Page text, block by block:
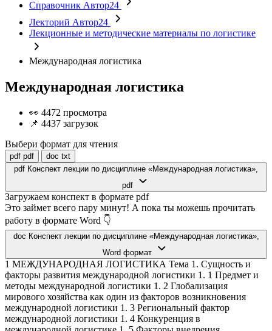
Справочник Автор24
Лекторий Автор24
Лекционные и методические материалы по логистике
Международная логистика
Международная логистика
👀 4472 просмотра
📌 4437 загрузок
Выбери формат для чтения
pdf pdf doc txt
pdf Конспект лекции по дисциплине «Международная логистика»,
pdf
Загружаем конспект в формате pdf
Это займет всего пару минут! А пока ты можешь прочитать
работу в формате Word 👇
doc Конспект лекции по дисциплине «Международная логистика»,
Word формат
1 МЕЖДУНАРОДНАЯ ЛОГИСТИКА Тема 1. Сущность и факторы развития международной логистики 1. 1 Предмет и методы международной логистики 1. 2 Глобализация мирового хозяйства как один из факторов возникновения международной логистики 1. 3 Региональный фактор международной логистики 1. 4 Конкуренция в международной логистике 1. 5 Факторы внедрения международной логистики в деятельность предприятий, работающих на внешнем рынке 1. 6 Проблемы международной логистики 1. 7 Способы реализации международных логистических стратегий 1. 1 Предмет и методы международной логистики В дискуссии о генезисе концепции управления международной логистикой большое внимание уделяется необходимости разделять термины «логистика», «управление цепью поставок» и «международная логистика». В 1962 г. П. Друкер назвал физическое распределение товаров «темным пространством экономики», а В. Литлл в 1977 г. охарактеризовал идентификацию логистических издержек на фирме как «коварное занятие». Но уже в 1980-е гг. Р.Х. Баллоу убедительно доказал, что логистика как стратегия охватывает такие сферы, как обслуживание клиента, транспортировка, управление запасами и локализацию пунктов модели логистической цепи. Однако в 1990-е гг. и в теории, и на практике понятия «логистика» и «управление цепью поставок» все еще рассматривались как взаимозаменяемые. В 1998 г. Крэнфилдский институт логистики и транспорта (Великобритания) опубликовал термины, используемые в логистике, и дал им толкование, подчеркнув, что основное различие между логистикой и управлением цепью поставок не в том, что цепь объединяет различные организации, а в том, что логистика как стратегическое управление всей цепью поставок охватывает разные ассортиментные перечни изделий, процессы заказов, производства, распределения. Цепь поставок включает спрос, производство и распределение товаров и использование отходов, а также сопровождающие эту деятельность транспортировку, складирование и информационные технологии. Управление цепью поставок построено на иерархии отдельных решений, среди них: - миссия; - стратегия корпорации; - стратегия бизнеса, а в ней – стратегические, тактические и операционные функции. Другие авторы определяют управление цепью поставок как интеграцию бизнес-процессов от источника сырья до конечного потребителя одновременно с сервисным обслуживанием и информацией, позволяющими создать дополнительную ценность для клиента. Основное различие между «логистикой» и «международной логистикой», по мнению П.Б. Шери и Т.С. Ларсона, состоит в том, что последняя является совокупностью решений во всех пунктах международной цепи поставок. Эта совокупность создает основу, пункт выхода для осуществления деятельности в центре принятия решений в глобальном масштабе. Таким образом, международная логистика - это стратегическое управление международной цепью поставок, понимаемое как объединение логистической деятельности организаций-звеньев цепи поставок, а именно, операционной, финансовой и маркетинговой функций и контроля за материальным потоком товаров, денежных средств и информации через границы и над границами различных государств. Объектом изучения международной логистики являются международные цепи поставок, звеньями в которых выступают хозяйствующие субъекты из различных стран. Предмет международной логистики составляет управление международными цепями поставок. 2 Управление международными цепями поставок включает проектирование, планирование, выполнение, контроль и мониторинг деятельности в международной цепи поставок с целью создания чистой стоимости, построения конкурентной инфраструктуры, использования рычагов международной логистики, синхронизации поставок и спроса, измерения результатов функционирования международной цепи поставок в целом. Методы решения логистических задач в международной логистике можно разделить на две категории: общие и специфические. Общие методы: • экономико-математические (моделирования, системного анализа, теории исследования операций, игр, очередей и др.); • экспертные (на основе мнений специалистов-экспертов). Специфические методы: • ABC/XYZ-анализ - для классификации ресурсов по степени их важности (ABC-анализ), и в зависимости от характера (частоты) их потребления (XYZ-анализ); • trade-off анализ – для принятия компромиссных решений. Кроме того, в решении задач международной логистики и в процессе управления международной цепью поставок могут использоваться следующие методы: • бенчмаркинг (оценивание и сопоставление); • реинжиниринг бизнес-процессов (англ. Business process reengineering) - фундаментальное переосмысление и радикальное перепроектирование бизнес-процессов для достижения максимального эффекта производственно-хозяйственной и финансово-экономической деятельности. Реинжиниринг необходим для определения оптимального (идеального) вида бизнеспроцесса и наилучшего (по средствам, времени, ресурсам и т.п.) способа перевода существующего бизнес-процесса в оптимальный; • метод анализа «цепочки ценности» - для анализа бизнес-процессов с целью формирования международной цепи поставок; • метод системы сбалансированных показателей (balanced scorecards - BSC) - для принятия глобальных и локальных решений в международной логистике; • методы «плечо доставки» (с достаточной надёжностью) и «центр тяжести» - для принятия решения о размещении распределительного центра. 1. 2 Глобализация мирового хозяйства как один из факторов возникновения международной логистики В развитии макрологистических систем отчетливо просматривается тенденция глобализации, с одной стороны, затрагивающей рынки сбыта готовой продукции, производства, снабжения материальными ресурсами, рабочей силы, капитала, характерные для крупных транснациональных корпораций и финансово-промышленных групп, а с другой - создание и развитие межгосударственных транспортно-логистических, телекоммуникационных, дистрибутивных и других макрологистических систем. В последние десятилетия представители большинства крупных компаний осознали необходимость исследования возможностей, предоставляемых глобальным рынком. Так, многие фирмы, заинтересованные в более эффективном применении логистики и организации управления материальными ресурсами, стали производить оценку потенциала зарубежных источников сырья. Для максимизации экспорта готовой продукции и более результативного проникновения на международные рынки во всем мире организуются международные логистические системы и создаются логистические цепи. Одновременно крупные компании географически расширяют область проведения маркетинговых исследований в поиске новых рынков сбыта товаров и источников сырья. Во внедрении глобальных логистических концепций ряд хозяйствующих субъектов видит возможность получить конкурентные преимущества за счет ожидаемых повышения производительности труда, роста эффективности производства и дифференциации производимой продукции. 3 В практическом подходе к данному вопросу специалистам в области логистики приходится выполнять большой объем работ по адаптации основополагающей концепции к своим условиям, по планированию и реализации логистических инициатив, эффективных в глобальном масштабе. К тому же в реалиях конкретной организации применение международного логистического подхода требует от служб логистики, маркетинга и закупок высокой степени координации своих действий. Системный анализ феномена глобализации бизнеса позволяет выделить шесть комплексных факторов, объясняющих ее причины (табл.1.1). Таблица 1. 1 - Факторы, обусловливающие глобализацию бизнеса Факторы Краткая характеристика 1. Экономические Огромная концентрация и централизация капитала; Развитие транснациональных корпораций и финансово-промышленных групп; Международная кооперация и разделение труда; Международный маркетинг; Электронная торговля; Международная логистика 2. Политические Государственные границы, становясь все более «прозрачными», обеспечивают свободу передвижения людей, товаров и капитала 3. Международные Крупные международные события:  создание таможенного союза между Беларусью, Казахстаном и Россией;  создание Европейского союза;  создание всемирной торговой организации;  создание всемирной таможенной организации;  принятие Европейского акта, провозгласившего свободу в международном движении товаров, людей, услуг и капитала и т.д. 4. Технические Развитие современных средств транспорта, информационных систем и технологий, связи и телекоммуникаций, гибких автоматизированных производств с целью стремительного распространении информации, технологий, товаров, финансовых ресурсов 5. Общественные Ослабление роли традиций, социальных связей и обычаев способствует мобильности людей в географическом, духовном и эмоциональном смысле 6. Либерализация Либерализация таможенного, торгового, налогового законодательства и дерегулирование многих стран и дерегулирование транспорта усилили тенденцию к интернационализации экономической деятельности Наряду с экспансией новых производственных и информационных систем и технологий глобализация бизнеса приводит к усилению международной конкуренции. Во многих странах в разных отраслях активно идут процессы слияний, поглощений или, напротив, разделения организаций с целью обеспечения более высокого уровня конкурентоспособности. В целом глобализация бизнеса положительно влияет на эффективность экономики, однако отдельные отрасли испытывают возрастающее давление со стороны иностранных конкурентов. Глобализация требует продуманной внешней экономической политики, особенно применительно к ввозу-вывозу капитала. Практика показывает, что глобализация обостряет конкуренцию, которая стремительно выталкивает с рынка участников, технически и технологически уступающих более эффективно действующим иностранным конкурентам. Основные движущие силы глобализации бизнеса в логистике: • экономический рост; • перспективы развития глобальных рынков; • глобальная конкуренция; • регионализация экономики; • экспансия технологий; 4 • дерегулирование транспорта и развитие логистической инфраструктуры. Если совершить короткий э